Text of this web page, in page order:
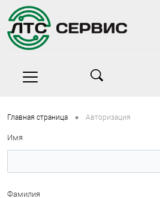
Главная страница • Авторизация
Имя
Фамилия